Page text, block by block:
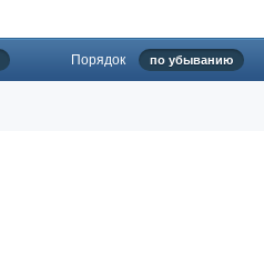
Порядок по убыванию